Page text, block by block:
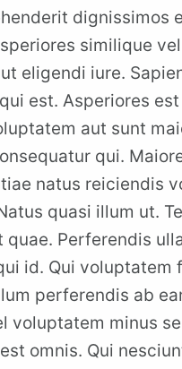
dignissimos
similique
eligendi iure.
est. Asperiores
aut sunt
qui.
natus reiciendis
quasi illum ut.
Perferendis
id. Qui
perferendis ab
voluptatem minus
omnis. Qui